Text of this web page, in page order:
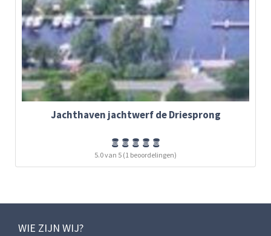
Jachthaven jachtwerf de Driesprong
5.0 van 5 (1 beoordelingen)
WIE ZIJN WIJ?